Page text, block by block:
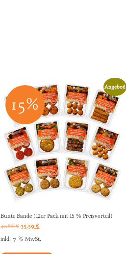
Angebot!
15%
Bunte Bande (12er Pack mit 15 % Preisvorteil)
41,88€ 35,59€
inkl. 7 % MwSt.